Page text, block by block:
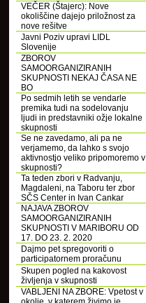
VEČER (Štajerc): Nove
okoliščine dajejo priložnost za
nove rešitve
Javni Poziv upravi LIDL
Slovenije
ZBOROV
SAMOORGANIZIRANIH
SKUPNOSTI NEKAJ ČASA NE
BO
Po sedmih letih se vendarle
premika tudi na sodelovanju
ljudi in predstavniki ožje lokalne
skupnosti
Se ne zavedamo, ali pa ne
verjamemo, da lahko s svojo
aktivnostjo veliko pripomoremo v
skupnosti?
Ta teden zbori v Radvanju,
Magdaleni, na Taboru ter zbor
SČS Center in Ivan Cankar
NAJAVA ZBOROV
SAMOORGANIZIRANIH
SKUPNOSTI V MARIBORU OD
17. DO 23. 2. 2020
Dajmo pet spregovoriti o
participatornem proračunu
Skupen pogled na kakovost
življenja v skupnosti
VABLJENI NA ZBORE: Vpetost v